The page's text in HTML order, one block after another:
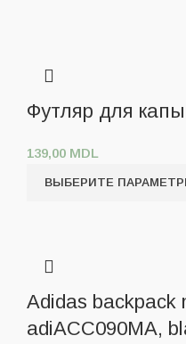
Футляр для
139,00 MDL
ВЫБЕРИТЕ
Adidas backpack
adiACC090MA,